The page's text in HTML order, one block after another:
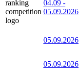
04.09 -
05.09.2026
05.09.2026
05.09.2026